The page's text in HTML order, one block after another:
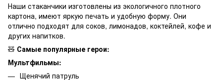
Наши стаканчики изготовлены из экологичного плотного
картона, имеют яркую печать и удобную форму. Они
отлично подходят для соков, лимонадов, коктейлей, кофе и
других напитков.
🧸 Самые популярные герои:
Мультфильмы:
Щенячий патруль